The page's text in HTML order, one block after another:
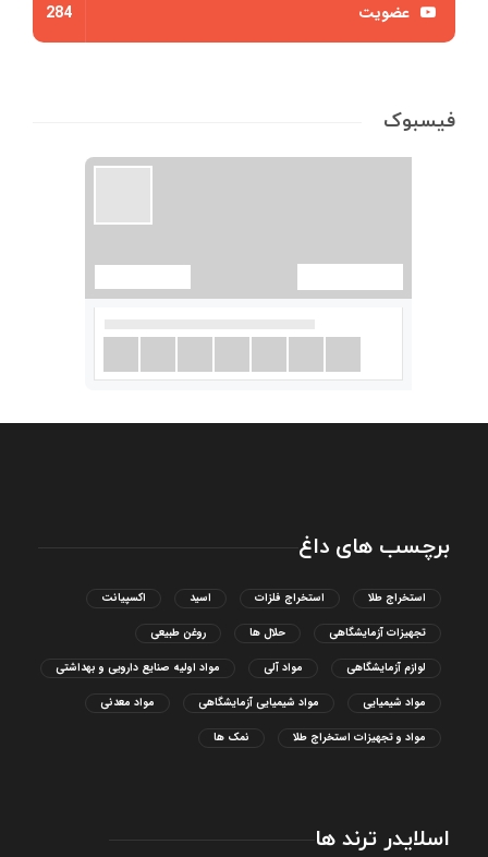
عضویت 284
فیسبوک
برچسب های داغ
استخراج طلا استخراج فلزات اسید اکسپیانت
تجهیزات آزمایشگاهی حلال ها روغن طبیعی
لوازم آزمایشگاهی مواد آلی مواد اولیه صنایع دارویی و بهداشتی
مواد شیمیایی مواد شیمیایی آزمایشگاهی مواد معدنی
مواد و تجهیزات استخراج طلا نمک ها
اسلایدر ترند ها